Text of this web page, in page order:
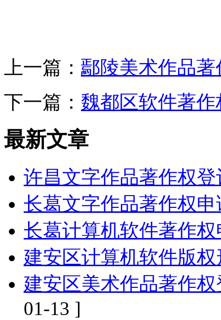
上一篇： 鄢陵美术作品
下一篇： 魏都区软件著
最新文章
许昌文字作品著作权
长葛文字作品著作权
长葛计算机软件著作
建安区计算机软件版
建安区美术作品著作
01-13 ]